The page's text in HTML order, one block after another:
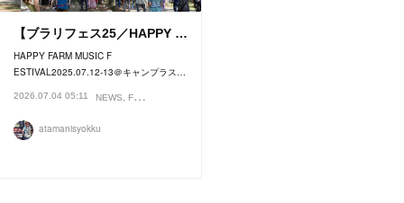
【ブラリフェス25／HAPPY …
HAPPY FARM MUSIC F
ESTIVAL2025.07.12-13＠キャンプラス…
2026.07.04 05:11 NEWS FESTIVAL
atamanisyokku